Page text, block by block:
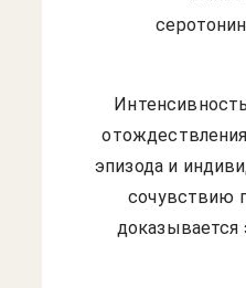
эпизода и
сочувствию